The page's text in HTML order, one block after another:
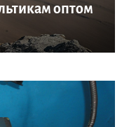
оптом